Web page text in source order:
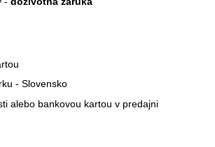
- Slovensko
alebo bankovou kartou v predajni